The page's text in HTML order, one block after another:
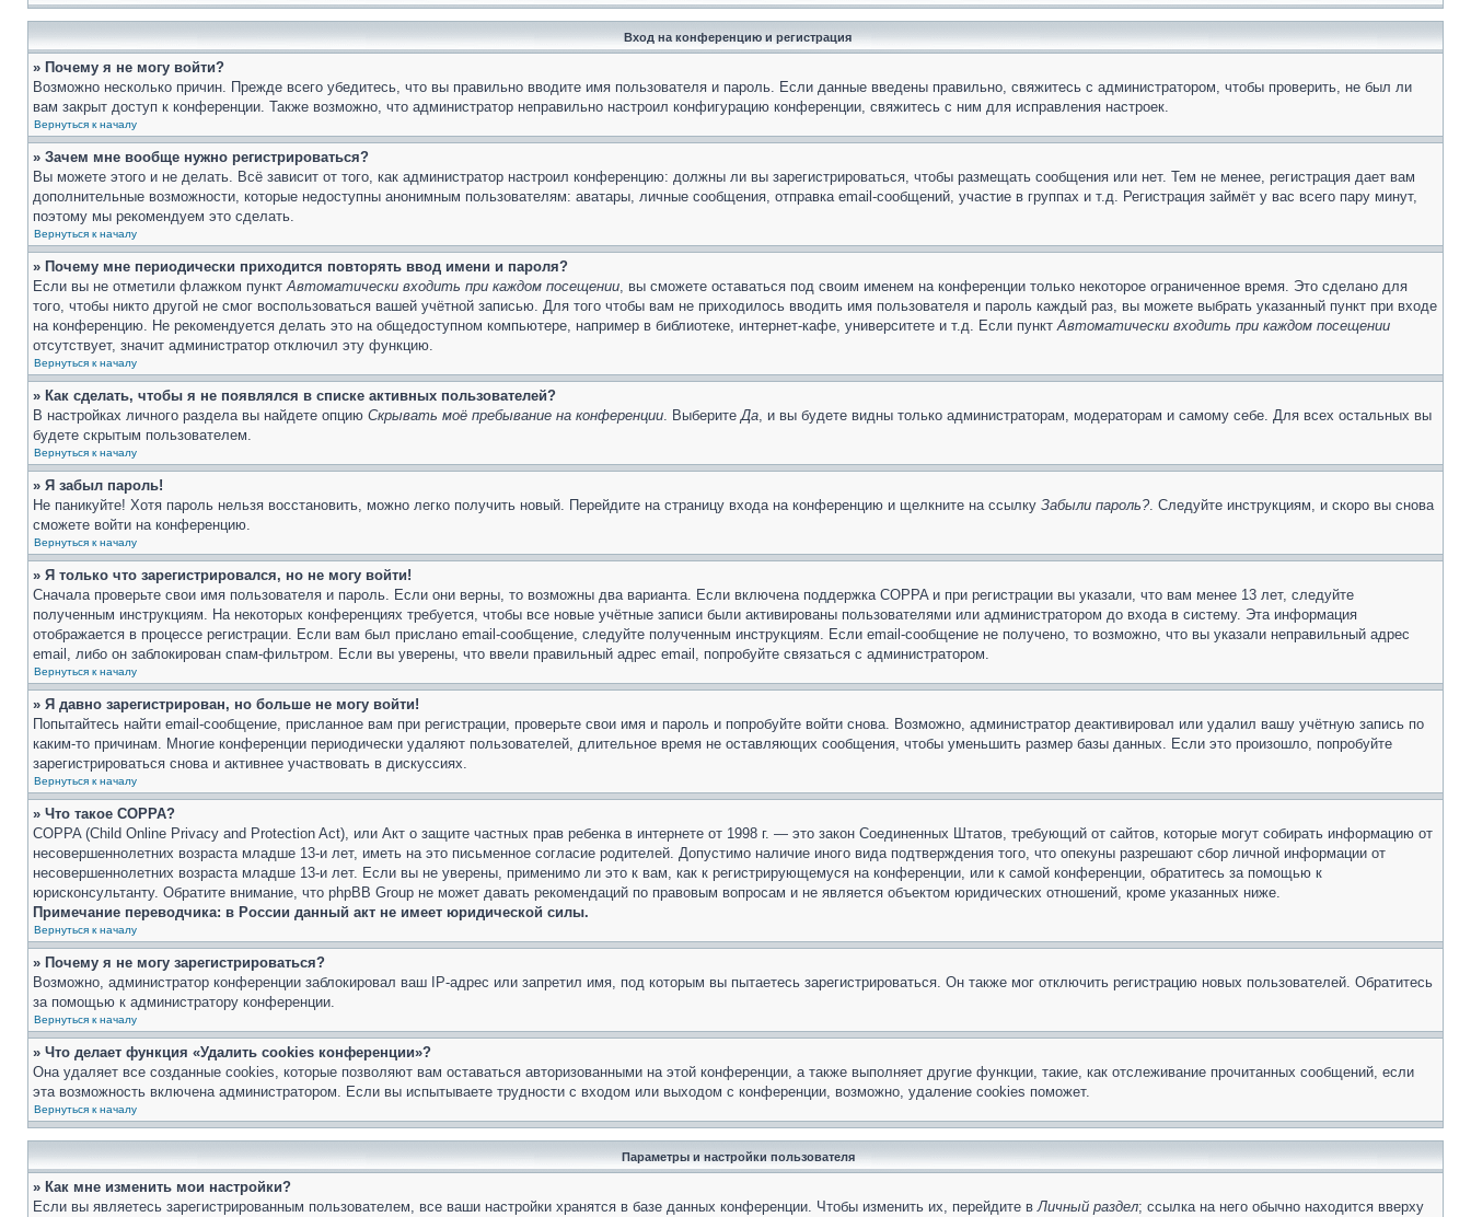
Вход на конференцию и регистрация
» Почему я не могу войти?
Возможно несколько причин. Прежде всего убедитесь, что вы правильно вводите имя пользователя и пароль. Если данные введены правильно, свяжитесь с администратором, чтобы проверить, не был ли
вам закрыт доступ к конференции. Также возможно, что администратор неправильно настроил конфигурацию конференции, свяжитесь с ним для исправления настроек.
Вернуться к началу
» Зачем мне вообще нужно регистрироваться?
Вы можете этого и не делать. Всё зависит от того, как администратор настроил конференцию: должны ли вы зарегистрироваться, чтобы размещать сообщения или нет. Тем не менее, регистрация дает вам
дополнительные возможности, которые недоступны анонимным пользователям: аватары, личные сообщения, отправка email-сообщений, участие в группах и т.д. Регистрация займёт у вас всего пару минут,
поэтому мы рекомендуем это сделать.
Вернуться к началу
» Почему мне периодически приходится повторять ввод имени и пароля?
Если вы не отметили флажком пунктАвтоматически входить при каждом посещении, вы сможете оставаться под своим именем на конференции только некоторое ограниченное время. Это сделано для
того, чтобы никто другой не смог воспользоваться вашей учётной записью. Для того чтобы вам не приходилось вводить имя пользователя и пароль каждый раз, вы можете выбрать указанный пункт при входе
на конференцию. Не рекомендуется делать это на общедоступном компьютере, например в библиотеке, интернет-кафе, университете и т.д. Если пунктАвтоматически входить при каждом посещении
отсутствует, значит администратор отключил эту функцию.
Вернуться к началу
» Как сделать, чтобы я не появлялся в списке активных пользователей?
В настройках личного раздела вы найдете опцию Скрывать моё пребывание на конференции. ВыберитеДа, и вы будете видны только администраторам, модераторам и самому себе. Для всех остальных вы
будете скрытым пользователем.
Вернуться к началу
» Я забыл пароль!
Не паникуйте! Хотя пароль нельзя восстановить, можно легко получить новый. Перейдите на страницу входа на конференцию и щелкните на ссылку Забыли пароль?. Следуйте инструкциям, и скоро вы снова
сможете войти на конференцию.
Вернуться к началу
» Я только что зарегистрировался, но не могу войти!
Сначала проверьте свои имя пользователя и пароль. Если они верны, то возможны два варианта. Если включена поддержка COPPA и при регистрации вы указали, что вам менее 13 лет, следуйте
полученным инструкциям. На некоторых конференциях требуется, чтобы все новые учётные записи были активированы пользователями или администратором до входа в систему. Эта информация
отображается в процессе регистрации. Если вам был прислано email-сообщение, следуйте полученным инструкциям. Если email-сообщение не получено, то возможно, что вы указали неправильный адрес
email, либо он заблокирован спам-фильтром. Если вы уверены, что ввели правильный адрес email, попробуйте связаться с администратором.
Вернуться к началу
» Я давно зарегистрирован, но больше не могу войти!
Попытайтесь найти email-сообщение, присланное вам при регистрации, проверьте свои имя и пароль и попробуйте войти снова. Возможно, администратор деактивировал или удалил вашу учётную запись по
каким-то причинам. Многие конференции периодически удаляют пользователей, длительное время не оставляющих сообщения, чтобы уменьшить размер базы данных. Если это произошло, попробуйте
зарегистрироваться снова и активнее участвовать в дискуссиях.
Вернуться к началу
» Что такое COPPA?
COPPA (Child Online Privacy and Protection Act), или Акт о защите частных прав ребенка в интернете от 1998 г. — это закон Соединенных Штатов, требующий от сайтов, которые могут собирать информацию от
несовершеннолетних возраста младше 13-и лет, иметь на это письменное согласие родителей. Допустимо наличие иного вида подтверждения того, что опекуны разрешают сбор личной информации от
несовершеннолетних возраста младше 13-и лет. Если вы не уверены, применимо ли это к вам, как к регистрирующемуся на конференции, или к самой конференции, обратитесь за помощью к
юрисконсультанту. Обратите внимание, что phpBB Group не может давать рекомендаций по правовым вопросам и не является объектом юридических отношений, кроме указанных ниже.
Примечание переводчика: в России данный акт не имеет юридической силы.
Вернуться к началу
» Почему я не могу зарегистрироваться?
Возможно, администратор конференции заблокировал ваш IP-адрес или запретил имя, под которым вы пытаетесь зарегистрироваться. Он также мог отключить регистрацию новых пользователей. Обратитесь
за помощью к администратору конференции.
Вернуться к началу
» Что делает функция «Удалить cookies конференции»?
Она удаляет все созданные cookies, которые позволяют вам оставаться авторизованными на этой конференции, а также выполняет другие функции, такие, как отслеживание прочитанных сообщений, если
эта возможность включена администратором. Если вы испытываете трудности с входом или выходом с конференции, возможно, удаление cookies поможет.
Вернуться к началу
Параметры и настройки пользователя
» Как мне изменить мои настройки?
Если вы являетесь зарегистрированным пользователем, все ваши настройки хранятся в базе данных конференции. Чтобы изменить их, перейдите вЛичный раздел; ссылка на него обычно находится вверху